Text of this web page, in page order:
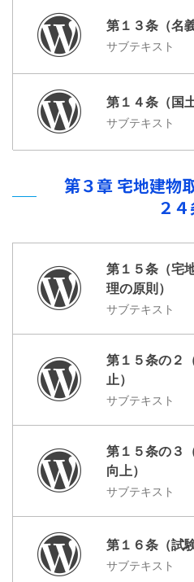
第１３条（名
サブテキスト
第１４条（国
サブテキスト
第３章 宅地建物
２
第１５条（宅
理の原則）
サブテキスト
第１５条の２
止）
サブテキスト
第１５条の３
向上）
サブテキスト
第１６条（試験
サブテキスト